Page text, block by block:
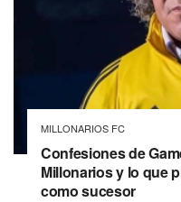
MILLONARIOS FC
Confesiones de
Millonarios y lo que
como sucesor